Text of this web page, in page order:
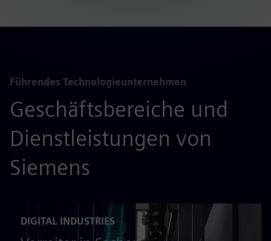
Führendes Technologieunternehmen
Geschäftsbereiche und
Dienstleistungen von
Siemens
DIGITAL INDUSTRIES